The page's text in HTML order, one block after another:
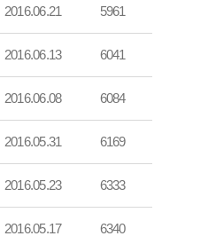
2016.06.21 5961
2016.06.13 6041
2016.06.08 6084
2016.05.31 6169
2016.05.23 6333
2016.05.17 6340